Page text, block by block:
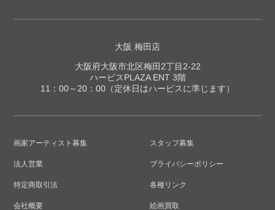
大阪 梅田店
大阪府大阪市北区梅田2丁目2-22
ハービスPLAZA ENT 3階
11：00～20：00（定休日はハービスに準じます）
画家アーティスト募集 スタッフ募集
法人営業 プライバシーポリシー
特定商取引法 各種リンク
会社概要 絵画買取